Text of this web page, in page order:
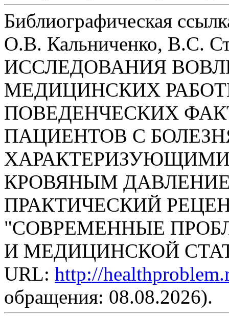
Библиографическая
О.В. Кальниченко, В.С.
ИССЛЕДОВАНИЯ
МЕДИЦИНСКИХ
ПОВЕДЕНЧЕСКИХ
ПАЦИЕНТОВ С
КРОВЯНЫМ
ПРАКТИЧЕСКИЙ
"СОВРЕМЕННЫЕ
И МЕДИЦИНСКОЙ
URL: http://
обращения: 08.08.2026).